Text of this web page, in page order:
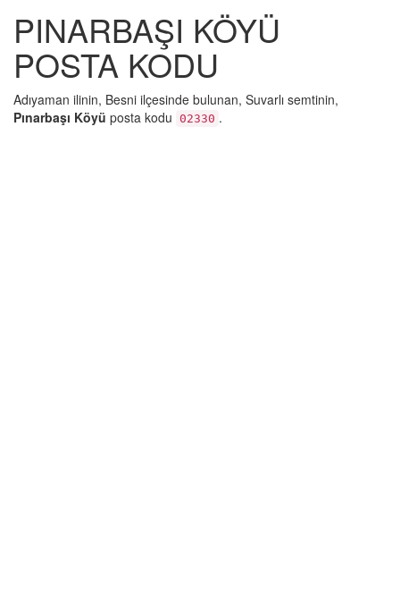
PINARBAŞI KÖYÜ
POSTA KODU
Adıyaman ilinin, Besni ilçesinde bulunan, Suvarlı semtinin,
Pınarbaşı Köyü posta kodu 02330 .